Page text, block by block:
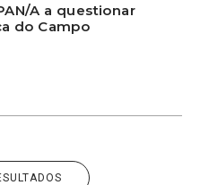
A a questionar
do Campo